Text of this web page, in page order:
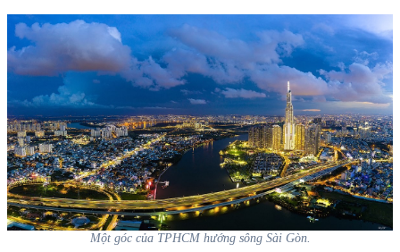
Một góc của TPHCM hướng sông Sài Gòn.